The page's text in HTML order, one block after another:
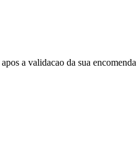
a validacao da sua encomenda